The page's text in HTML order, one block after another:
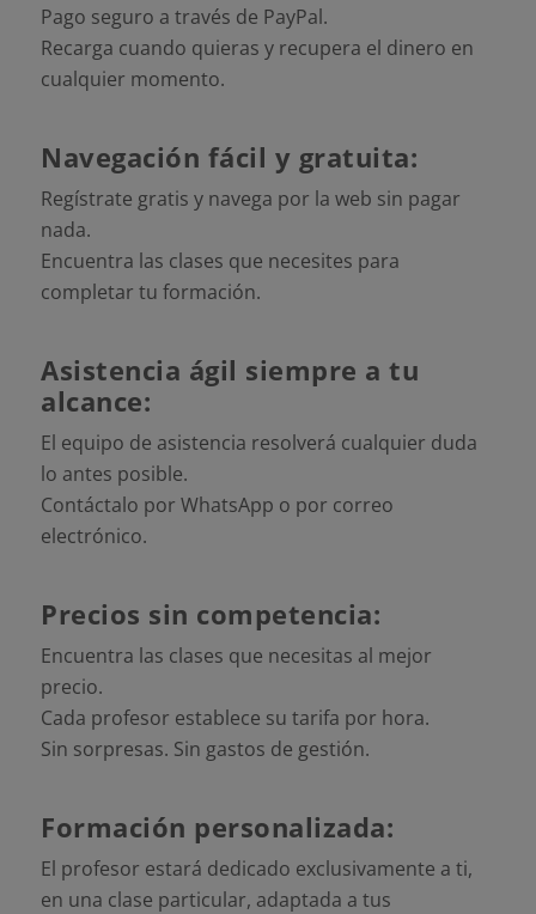
Pago seguro a través de PayPal.
Recarga cuando quieras y recupera el dinero en
cualquier momento.
Navegación fácil y gratuita:
Regístrate gratis y navega por la web sin pagar
nada.
Encuentra las clases que necesites para
completar tu formación.
Asistencia ágil siempre a tu
alcance:
El equipo de asistencia resolverá cualquier duda
lo antes posible.
Contáctalo por WhatsApp o por correo
electrónico.
Precios sin competencia:
Encuentra las clases que necesitas al mejor
precio.
Cada profesor establece su tarifa por hora.
Sin sorpresas. Sin gastos de gestión.
Formación personalizada:
El profesor estará dedicado exclusivamente a ti,
en una clase particular, adaptada a tus